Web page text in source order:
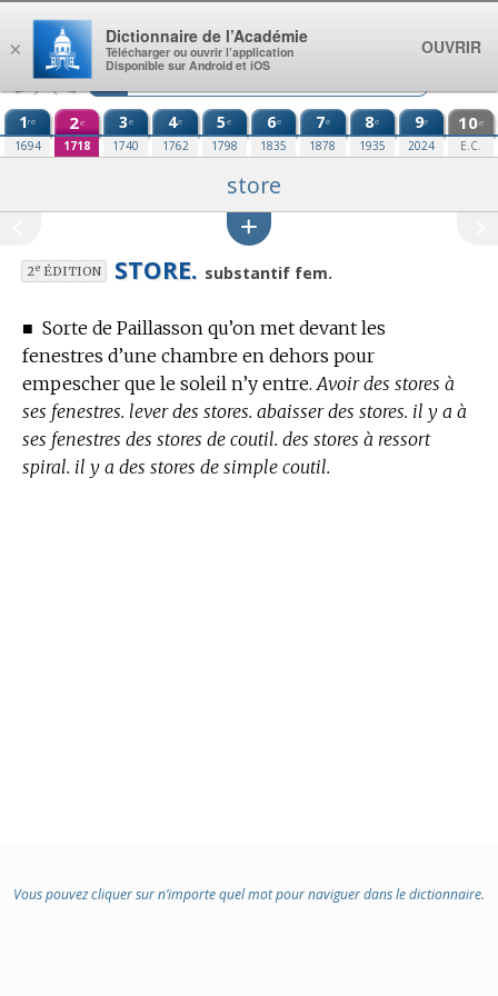
Aller au contenu
1re
1694
2e
1718
3e
1740
4e
1762
5e
1798
6e
1835
7e
1878
8e
1935
9e
2024
10e
E.C.
store
2eÉDITION STORE. substantif fem.
■ Sorte de Paillasson qu’on met devant les
fenestres d’une chambre en dehors pour
empescher que le soleil n’y entre. Avoir des stores à
ses fenestres. lever des stores. abaisser des stores. il y a à
ses fenestres des stores de coutil. des stores à ressort
spiral. il y a des stores de simple coutil.
Vous pouvez cliquer sur n’importe quel mot pour naviguer dans le dictionnaire.
×
Dictionnaire de l’Académie
Télécharger ou ouvrir l’application
Disponible sur Android et iOS
OUVRIR